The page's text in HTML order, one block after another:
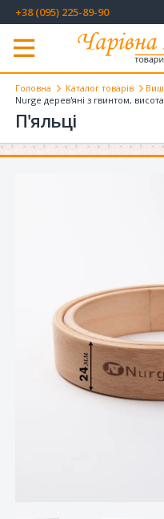
+38 (095) 225-89-90
Меню
Головна Каталог товарів
Nurge дерев'яні з гвинтом,
П'яльці